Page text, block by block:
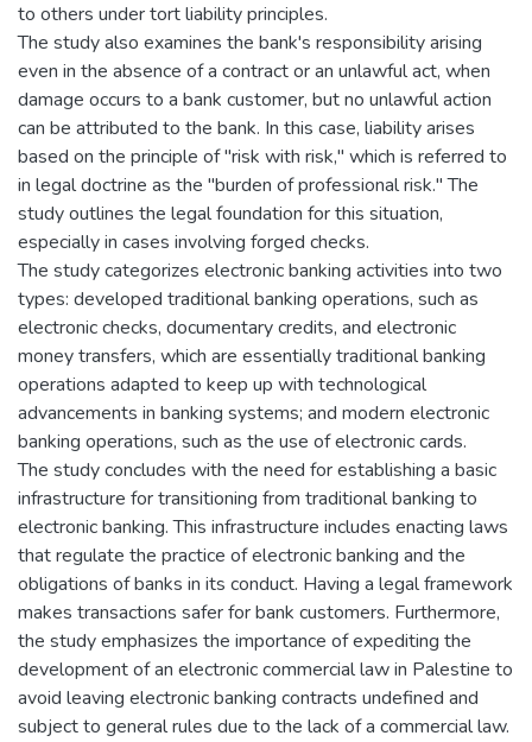
to others under tort liability principles.
The study also examines the bank's responsibility arising
even in the absence of a contract or an unlawful act, when
damage occurs to a bank customer, but no unlawful action
can be attributed to the bank. In this case, liability arises
based on the principle of "risk with risk," which is referred to
in legal doctrine as the "burden of professional risk." The
study outlines the legal foundation for this situation,
especially in cases involving forged checks.
The study categorizes electronic banking activities into two
types: developed traditional banking operations, such as
electronic checks, documentary credits, and electronic
money transfers, which are essentially traditional banking
operations adapted to keep up with technological
advancements in banking systems; and modern electronic
banking operations, such as the use of electronic cards.
The study concludes with the need for establishing a basic
infrastructure for transitioning from traditional banking to
electronic banking. This infrastructure includes enacting laws
that regulate the practice of electronic banking and the
obligations of banks in its conduct. Having a legal framework
makes transactions safer for bank customers. Furthermore,
the study emphasizes the importance of expediting the
development of an electronic commercial law in Palestine to
avoid leaving electronic banking contracts undefined and
subject to general rules due to the lack of a commercial law.